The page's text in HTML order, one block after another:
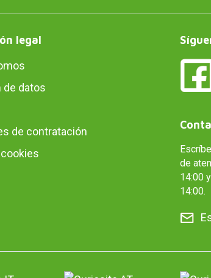
legal
de datos
de contratación
de
14:00
14:00.